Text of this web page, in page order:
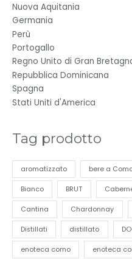
Nuova Aquitania
Germania
Perù
Portogallo
Regno Unito di Gran
Repubblica Dominicana
Spagna
Stati Uniti d'America
Tag prodotto
aromatizzato bere a
Bianco BRUT
Cantina Chardonnay
Distillati distillato
enoteca como enoteca